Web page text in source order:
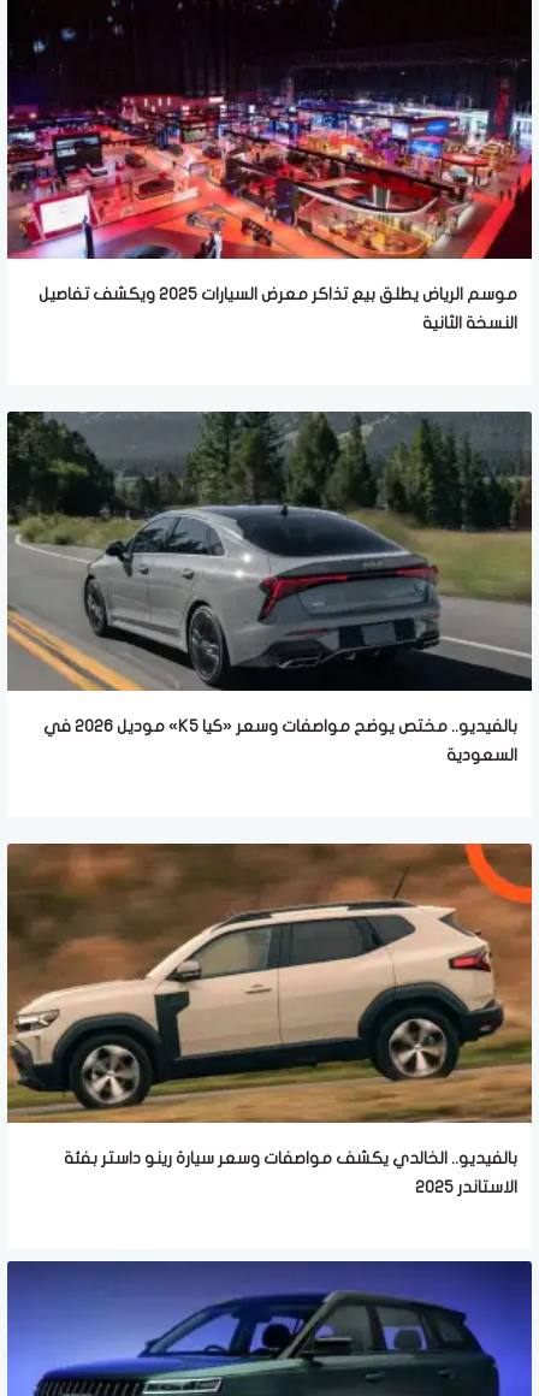
موسم الرياض يطلق بيع تذاكر معرض السيارات 2025 ويكشف تفاصيل
النسخة الثانية
بالفيديو.. مختص يوضح مواصفات وسعر «كيا K5» موديل 2026 في
السعودية
بالفيديو.. الخالدي يكشف مواصفات وسعر سيارة رينو داستر بفئة
الاستاندر 2025